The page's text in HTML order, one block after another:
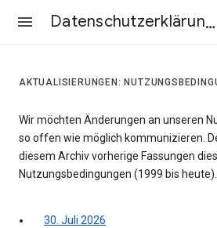
Datenschutzerklärung & Nutzungsbedingungen
AKTUALISIERUNGEN:
Wir möchten Änderungen an unseren
so offen wie möglich kommunizieren.
diesem Archiv vorherige Fassungen
Nutzungsbedingungen (1999 bis heute).
30. Juli 2026